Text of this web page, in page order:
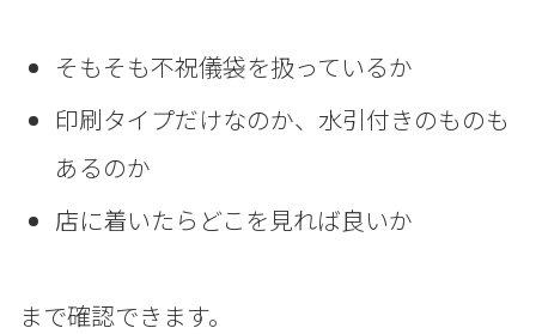
そもそも不祝儀袋を扱っているか
印刷タイプだけなのか、水引付きのものも
あるのか
店に着いたらどこを見れば良いか
まで確認できます。